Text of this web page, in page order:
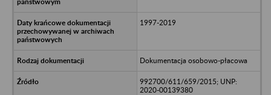
1997-2019
Dokumentacja osobowo-płacowa
992700/611/659/2015; UNP:
2020-00139380